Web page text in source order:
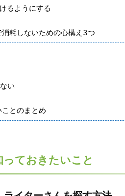
るようにする
耗しないための心構え3つ
い
とのまとめ
ておきたいこと